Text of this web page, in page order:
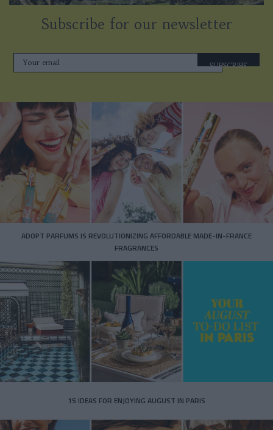
Subscribe for our newsletter
SUBSCRIBE
ADOPT PARFUMS IS REVOLUTIONIZING AFFORDABLE MADE-IN-FRANCE
FRAGRANCES
15 IDEAS FOR ENJOYING AUGUST IN PARIS